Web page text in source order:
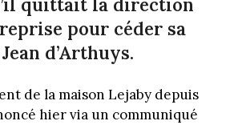
quittait la direction
pour céder sa
d’Arthuys.
de la maison Lejaby depuis
hier via un communiqué